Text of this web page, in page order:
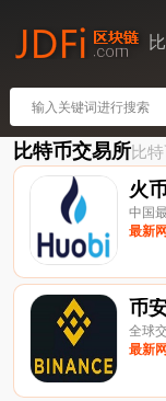
比特币交易所比
火
中国
最新
币
全球
最新